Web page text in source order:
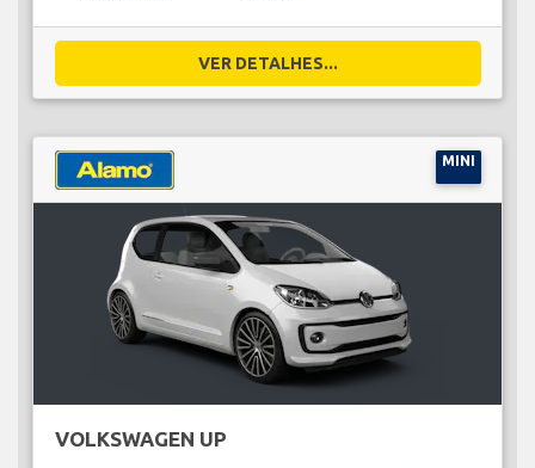
VER DETALHES...
MINI
VOLKSWAGEN UP